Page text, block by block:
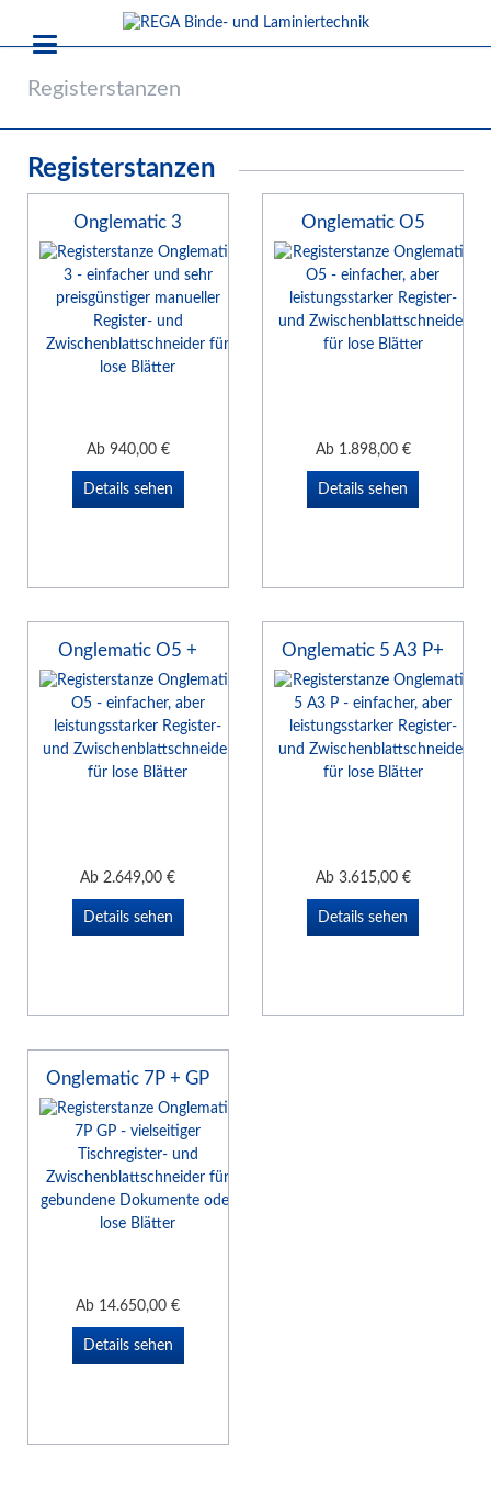
Registerstanzen
Registerstanzen
Onglematic 3
Ab940,00 €
Details sehen
Onglematic O5
Ab1.898,00 €
Details sehen
Onglematic O5 +
Ab 2.649,00€
Details sehen
Onglematic 5 A3 P+
Ab3.615,00 €
Details sehen
Onglematic 7P + GP
Ab 14.650,00€
Details sehen